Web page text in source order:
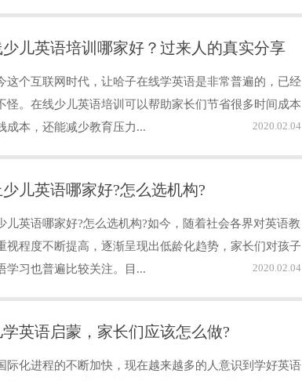
儿英语培训哪家好？过来人的真实分享
这个互联网时代，让哈子在线学英语是非常普遍的，已经
怪。在线少儿英语培训可以帮助家长们节省很多时间成本
成本，还能减少教育压力...
2020.02.04
儿英语哪家好?怎么选机构?
儿英语哪家好?怎么选机构?如今，随着社会各界对英语教
视程度不断提高，逐渐呈现出低龄化趋势，家长们对孩子
学习也普遍比较关注。目...
2020.02.04
英语启蒙，家长们应该怎么做?
际化进程的不断加快，现在越来越多的人意识到学好英语